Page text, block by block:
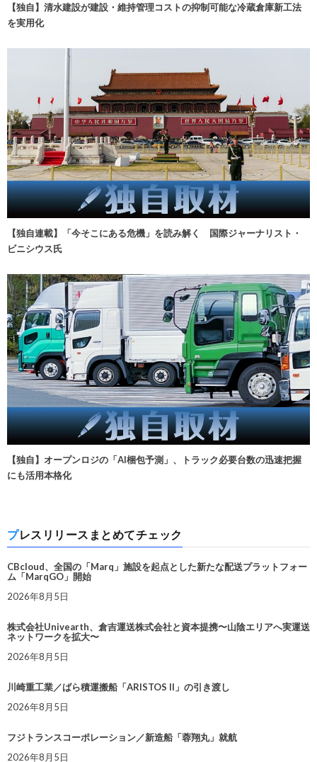
【独自】清水建設が建設・維持管理コストの抑制可能な冷蔵倉庫新工法
を実用化
【独自連載】「今そこにある危機」を読み解く 国際ジャーナリスト・
ビニシウス氏
【独自】オープンロジの「AI梱包予測」、トラック必要台数の迅速把握
にも活用本格化
プレスリリースまとめてチェック
CBcloud、全国の「Marq」施設を起点とした新たな配送プラットフォー
ム「MarqGO」開始
2026年8月5日
株式会社Univearth、倉吉運送株式会社と資本提携〜山陰エリアへ実運送
ネットワークを拡大〜
2026年8月5日
川崎重工業／ばら積運搬船「ARISTOS II」の引き渡し
2026年8月5日
フジトランスコーポレーション／新造船「蓉翔丸」就航
2026年8月5日